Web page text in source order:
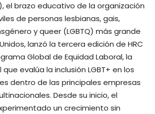
el brazo educativo de la organización
de personas lesbianas, gais,
y queer (LGBTQ) más grande
lanzó la tercera edición de HRC
Global de Equidad Laboral, la
evalúa la inclusión LGBT+ en los
dentro de las principales empresas
Desde su inicio, el
un crecimiento sin